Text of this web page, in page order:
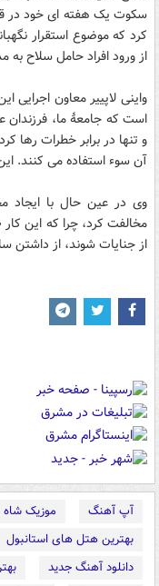
سکوت یک هفته ای خود در
کرد که موضوع استقرار
از ورود افراد حامل سلاح
واینی لاپییر معاون
است که جامعۀ ما، فرزندان
و تنها در برابر خطرات رها
آن سوء استفاده می کنند.
وی در عین حال با ایجاد
مخالفت کرد، چرا که این کار
از جنایات شوند، از داشتن
آپ آهنگ موزیک شاه
بهترین هتل های استانبول
دانلود آهنگ جدید